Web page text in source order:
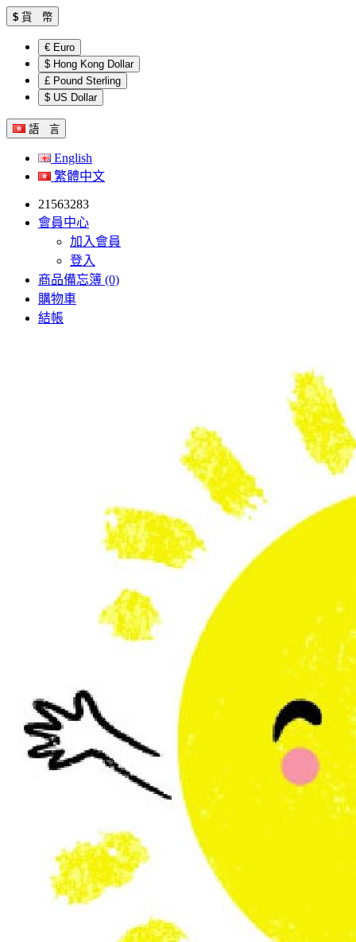
$ 貨 幣
€ Euro
$ Hong Kong Dollar
£ Pound Sterling
$ US Dollar
語 言
English
繁體中文
21563283
會員中心
加入會員
登入
商品備忘簿 (0)
購物車
結帳